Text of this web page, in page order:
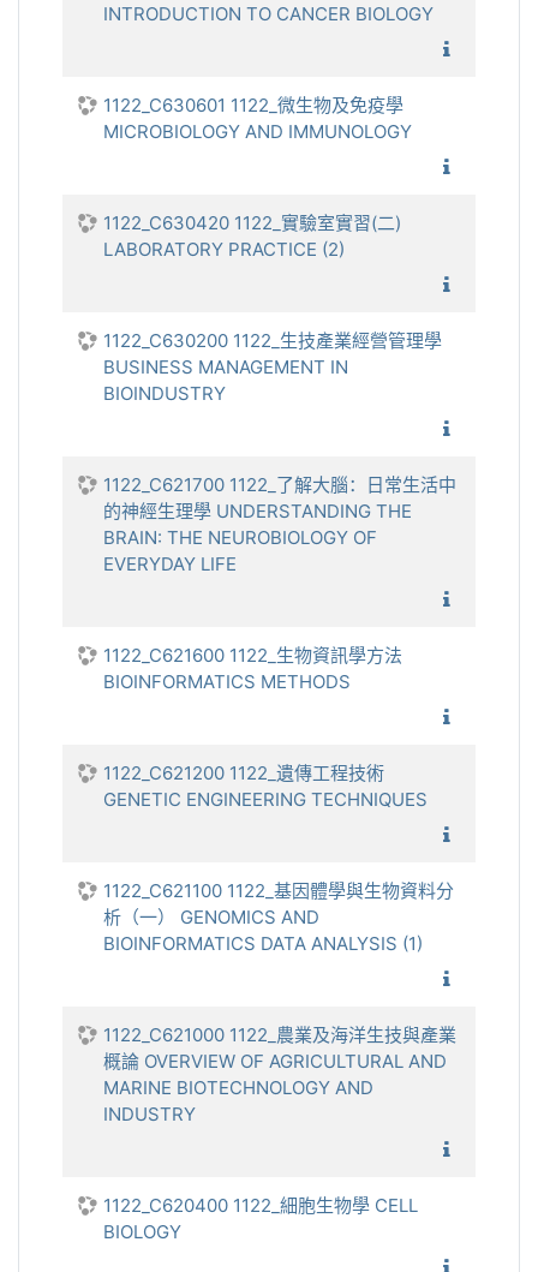
INTRODUCTION TO CANCER BIOLOGY
1122_C630601 1122_微生物及免疫學
MICROBIOLOGY AND IMMUNOLOGY
1122_C630420 1122_實驗室實習(二)
LABORATORY PRACTICE (2)
1122_C630200 1122_生技產業經營管理學
BUSINESS MANAGEMENT IN
BIOINDUSTRY
1122_C621700 1122_了解大腦：日常生活中
的神經生理學 UNDERSTANDING THE
BRAIN: THE NEUROBIOLOGY OF
EVERYDAY LIFE
1122_C621600 1122_生物資訊學方法
BIOINFORMATICS METHODS
1122_C621200 1122_遺傳工程技術
GENETIC ENGINEERING TECHNIQUES
1122_C621100 1122_基因體學與生物資料分
析（一） GENOMICS AND
BIOINFORMATICS DATA ANALYSIS (1)
1122_C621000 1122_農業及海洋生技與產業
概論 OVERVIEW OF AGRICULTURAL AND
MARINE BIOTECHNOLOGY AND
INDUSTRY
1122_C620400 1122_細胞生物學 CELL
BIOLOGY